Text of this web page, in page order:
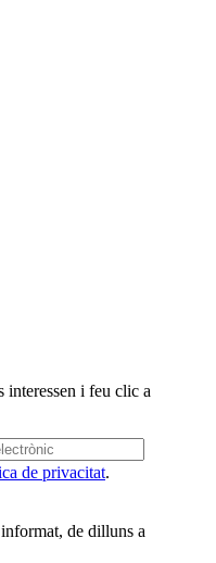
interessen i feu clic a
de privacitat.
de dilluns a